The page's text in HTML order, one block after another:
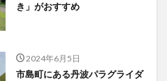
き」がおすすめ
2024年6月5日
市島町にある丹波パラグライダ